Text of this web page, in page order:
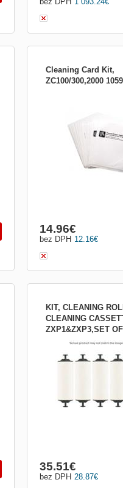
Cleaning Card Kit,
ZC100/300,2000
12.16€
bez DPH
14.96€
KIT, CLEANING
CLEANING
ZXP1&ZXP3,SET
karet Zebra ZXP1,
odstraňují prach a
povrchu plastových
28.87€
bez DPH
35.51€